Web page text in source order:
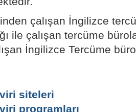
çalışan İngilizce
ile çalışan tercüme
İngilizce Tercüme
siteleri
programları